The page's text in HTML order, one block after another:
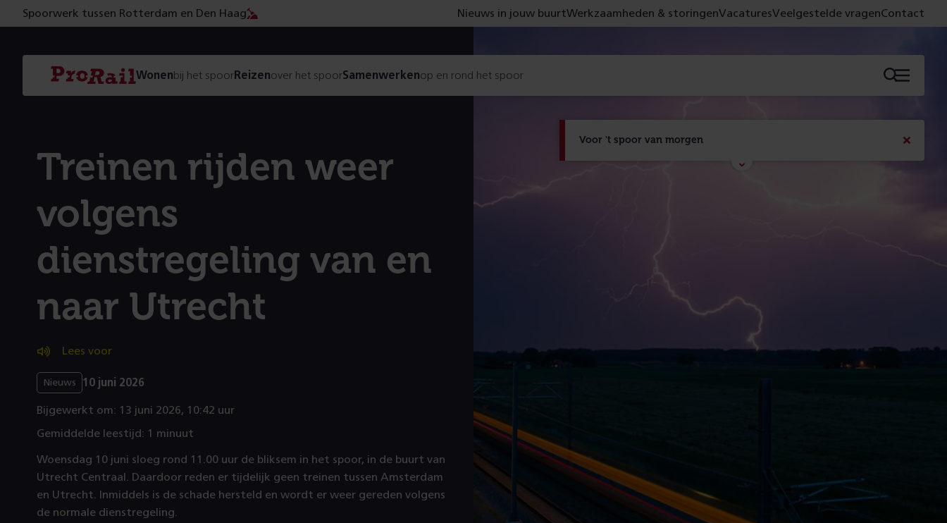
Voor 't spoor van morgen
Met de campagne 'Voor 't spoor naar morgen' laten
Spoorwerk tussen Rotterdam en Den Haag Nieuws in jouw buurtWerkzaamheden & storingenVacaturesVeelgestelde vragenContact
Navigatie
Homepage
ProRail
Wonenbij het spoorReizenover het spoorSamenwerkenop en rond het spoor Menu
Treinen rijden weer
volgens
dienstregeling van en
naar Utrecht
Lees voor
Nieuws 10 juni 2026
Bijgewerkt om: 13 juni 2026, 10:42 uur
Gemiddelde leestijd: 1 minuut
Woensdag 10 juni sloeg rond 11.00 uur de bliksem in het spoor, in de buurt van
Utrecht Centraal. Daardoor reden er tijdelijk geen treinen tussen Amsterdam
en Utrecht. Inmiddels is de schade hersteld en wordt er weer gereden volgens
de normale dienstregeling.